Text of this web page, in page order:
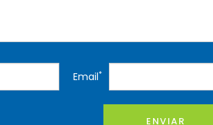
Email*
ENVIAR